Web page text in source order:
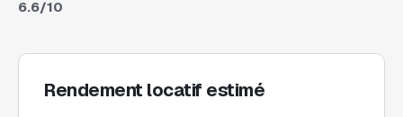
6.6/10
Rendement locatif estimé